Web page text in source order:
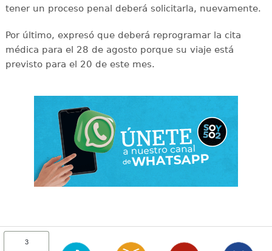
tener un proceso penal deberá solicitarla, nuevamente.
Por último, expresó que deberá reprogramar la cita
médica para el 28 de agosto porque su viaje está
previsto para el 20 de este mes.
3